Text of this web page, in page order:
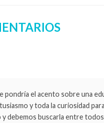
el acento sobre una
y toda la curiosidad
debemos buscarla entre